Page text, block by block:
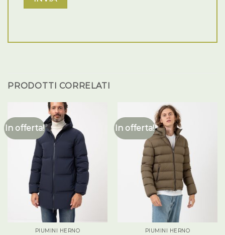
PRODOTTI CORRELATI
In offerta!
PIUMINI HERNO
In offerta!
PIUMINI HERNO